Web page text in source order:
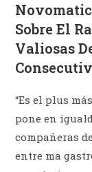
Sobre El
Valiosas
“Es el plus
pone en
compañeras
entre ma